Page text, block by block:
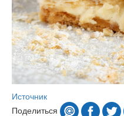
Источник
Поделиться